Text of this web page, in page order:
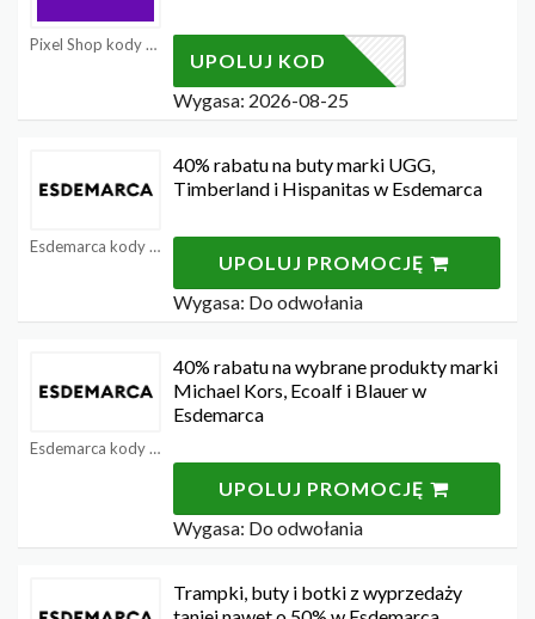
Pixel Shop kody rabatowe
WEBE51
UPOLUJ KOD
Wygasa: 2026-08-25
Esdemarca kody rabatowe
40% rabatu na buty marki UGG,
Timberland i Hispanitas w Esdemarca
UPOLUJ PROMOCJĘ
Wygasa: Do odwołania
Esdemarca kody rabatowe
40% rabatu na wybrane produkty marki
Michael Kors, Ecoalf i Blauer w
Esdemarca
UPOLUJ PROMOCJĘ
Wygasa: Do odwołania
Trampki, buty i botki z wyprzedaży